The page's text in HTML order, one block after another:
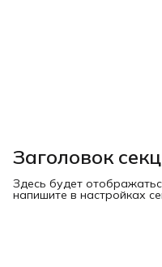
Заголовок
Здесь будет
напишите в настройках